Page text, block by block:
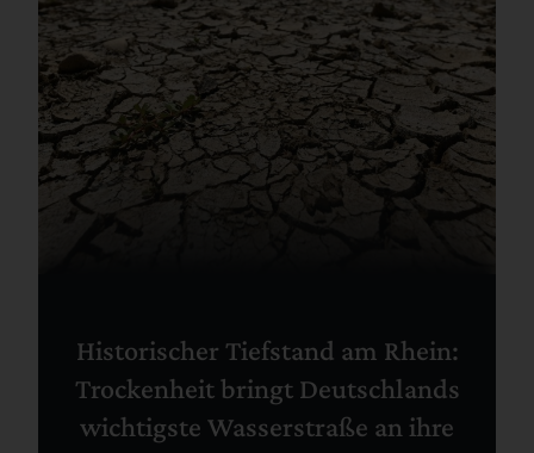
Historischer Tiefstand am Rhein:
Trockenheit bringt Deutschlands
wichtigste Wasserstraße an ihre